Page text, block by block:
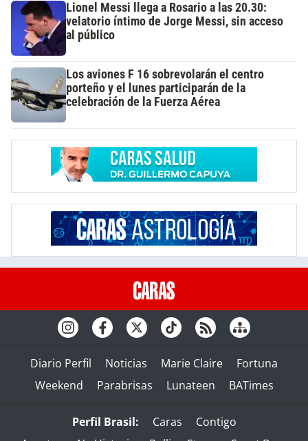
Lionel Messi llega a Rosario a las 20.30:
velatorio íntimo de Jorge Messi, sin acceso
al público
Los aviones F 16 sobrevolarán el centro
porteño y el lunes participarán de la
celebración de la Fuerza Aérea
Diario Perfil Noticias Marie Claire
Fortuna
Weekend
Parabrisas Lunateen BATimes
Perfil Brasil: Caras
Contigo